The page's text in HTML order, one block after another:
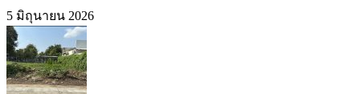
5 มิถุนายน 2026